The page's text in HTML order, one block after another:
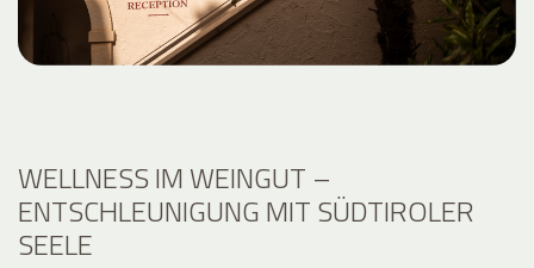
WELLNESS IM WEINGUT –
ENTSCHLEUNIGUNG MIT SÜDTIROLER
SEELE